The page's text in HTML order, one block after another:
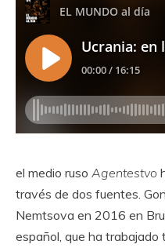
el medio ruso Agentestvo
través de dos fuentes.
Nemtsova en 2016 en
español, que ha trabajado